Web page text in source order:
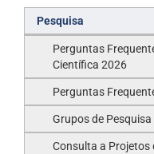
Pesquisa
Perguntas
Científica 2026
Perguntas
Grupos de Pesquisa
Consulta a Projetos